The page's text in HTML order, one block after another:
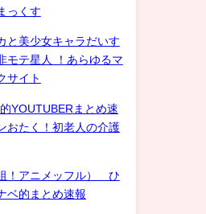
っくす
と美少女キャラだいす
モテ星人 ！あらゆるマ
サイト
YOUTUBERまとめ速
おたく！初老人の介護
！アニメッフル） ひ
ベ的まとめ速報